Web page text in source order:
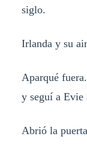
siglo.
Irlanda y su
Aparqué
y seguí a Evie
Abrió la